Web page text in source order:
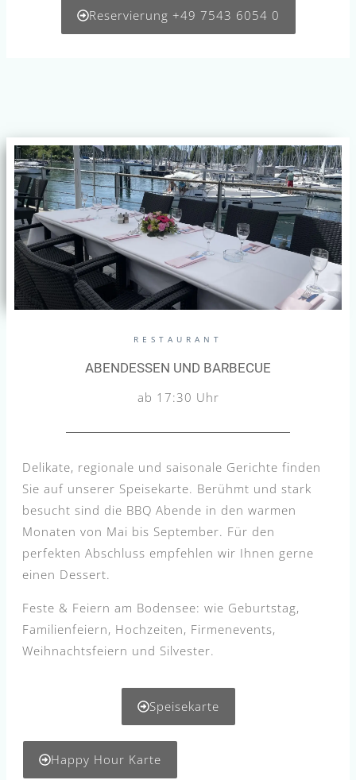
Reservierung +49 7543 6054 0
RESTAURANT
ABENDESSEN UND BARBECUE
ab 17:30 Uhr
Delikate, regionale und saisonale Gerichte finden
Sie auf unserer Speisekarte. Berühmt und stark
besucht sind die BBQ Abende in den warmen
Monaten von Mai bis September. Für den
perfekten Abschluss empfehlen wir Ihnen gerne
einen Dessert.
Feste & Feiern am Bodensee: wie Geburtstag,
Familienfeiern, Hochzeiten, Firmenevents,
Weihnachtsfeiern und Silvester.
Speisekarte
Happy Hour Karte